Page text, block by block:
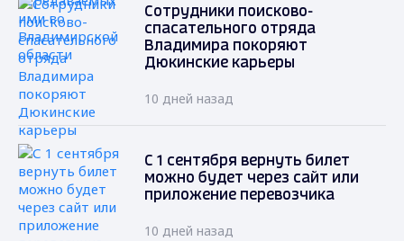
Сотрудники поисково-
спасательного отряда
Владимира покоряют
Дюкинские карьеры
10 дней назад
С 1 сентября вернуть билет
можно будет через сайт или
приложение перевозчика
10 дней назад